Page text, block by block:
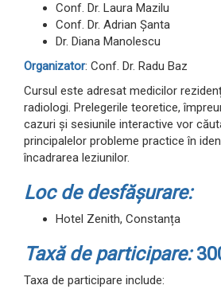
Conf. Dr. Laura Mazilu
Conf. Dr. Adrian Șanta
Dr. Diana Manolescu
Organizator: Conf. Dr. Radu Baz
Cursul este adresat medicilor
radiologi. Prelegerile teoretice,
cazuri și sesiunile interactive vor
principalelor probleme practice în
încadrarea leziunilor.
Loc de desfășurare:
Hotel Zenith, Constanța
Taxă de participare:
Taxa de participare include: